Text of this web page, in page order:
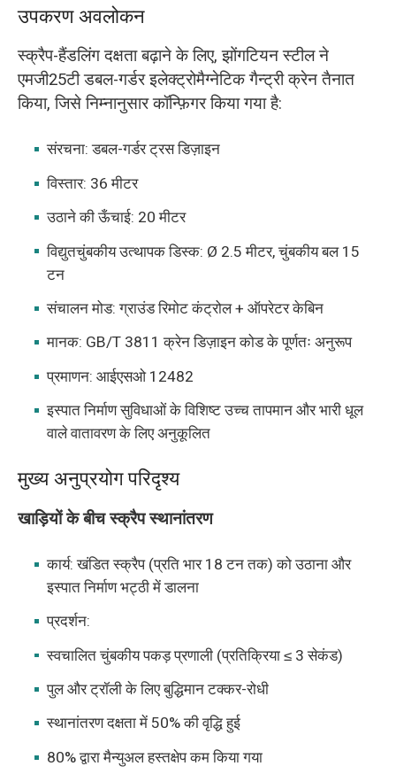
उपकरण अवलोकन
स्क्रैप-हैंडलिंग दक्षता बढ़ाने के लिए, झोंगटियन स्टील ने
एमजी25टी डबल-गर्डर इलेक्ट्रोमैग्नेटिक गैन्ट्री क्रेन तैनात
किया, जिसे निम्नानुसार कॉन्फ़िगर किया गया है:
संरचना: डबल-गर्डर ट्रस डिज़ाइन
विस्तार: 36 मीटर
उठाने की ऊँचाई: 20 मीटर
विद्युतचुंबकीय उत्थापक डिस्क: Ø 2.5 मीटर, चुंबकीय बल 15
टन
संचालन मोड: ग्राउंड रिमोट कंट्रोल + ऑपरेटर केबिन
मानक: GB/T 3811 क्रेन डिज़ाइन कोड के पूर्णतः अनुरूप
प्रमाणन: आईएसओ 12482
इस्पात निर्माण सुविधाओं के विशिष्ट उच्च तापमान और भारी धूल
वाले वातावरण के लिए अनुकूलित
मुख्य अनुप्रयोग परिदृश्य
खाड़ियों के बीच स्क्रैप स्थानांतरण
कार्य: खंडित स्क्रैप (प्रति भार 18 टन तक) को उठाना और
इस्पात निर्माण भट्ठी में डालना
प्रदर्शन:
स्वचालित चुंबकीय पकड़ प्रणाली (प्रतिक्रिया ≤ 3 सेकंड)
पुल और ट्रॉली के लिए बुद्धिमान टक्कर-रोधी
स्थानांतरण दक्षता में 50% की वृद्धि हुई
80% द्वारा मैन्युअल हस्तक्षेप कम किया गया